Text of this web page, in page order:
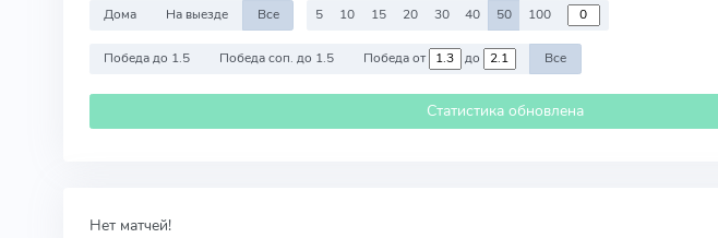
Дома На выезде Все 5 10 15 20 30 40 50 100
Победа до 1.5 Победа соп. до 1.5 Победа от до Все
Статистика обновлена
Нет матчей!